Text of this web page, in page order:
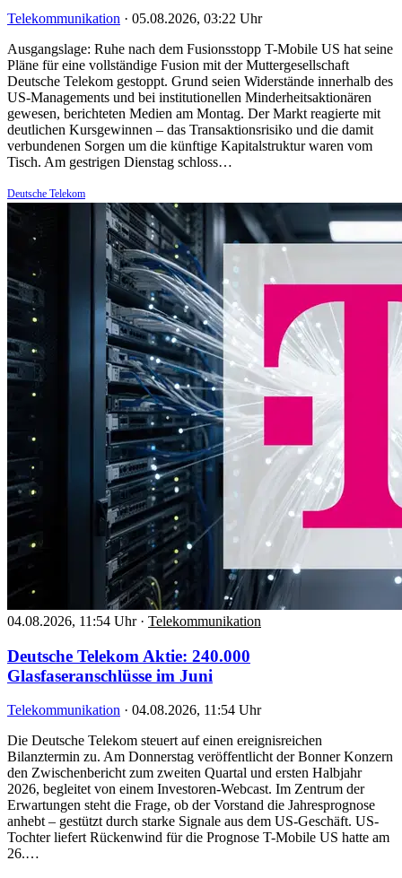
Telekommunikation · 05.08.2026, 03:22 Uhr
Ausgangslage: Ruhe nach dem Fusionsstopp T-Mobile US hat seine
Pläne für eine vollständige Fusion mit der Muttergesellschaft
Deutsche Telekom gestoppt. Grund seien Widerstände innerhalb des
US-Managements und bei institutionellen Minderheitsaktionären
gewesen, berichteten Medien am Montag. Der Markt reagierte mit
deutlichen Kursgewinnen – das Transaktionsrisiko und die damit
verbundenen Sorgen um die künftige Kapitalstruktur waren vom
Tisch. Am gestrigen Dienstag schloss…
Deutsche Telekom
04.08.2026, 11:54 Uhr · Telekommunikation
Deutsche Telekom Aktie: 240.000
Glasfaseranschlüsse im Juni
Telekommunikation · 04.08.2026, 11:54 Uhr
Die Deutsche Telekom steuert auf einen ereignisreichen
Bilanztermin zu. Am Donnerstag veröffentlicht der Bonner Konzern
den Zwischenbericht zum zweiten Quartal und ersten Halbjahr
2026, begleitet von einem Investoren-Webcast. Im Zentrum der
Erwartungen steht die Frage, ob der Vorstand die Jahresprognose
anhebt – gestützt durch starke Signale aus dem US-Geschäft. US-
Tochter liefert Rückenwind für die Prognose T-Mobile US hatte am
26.…